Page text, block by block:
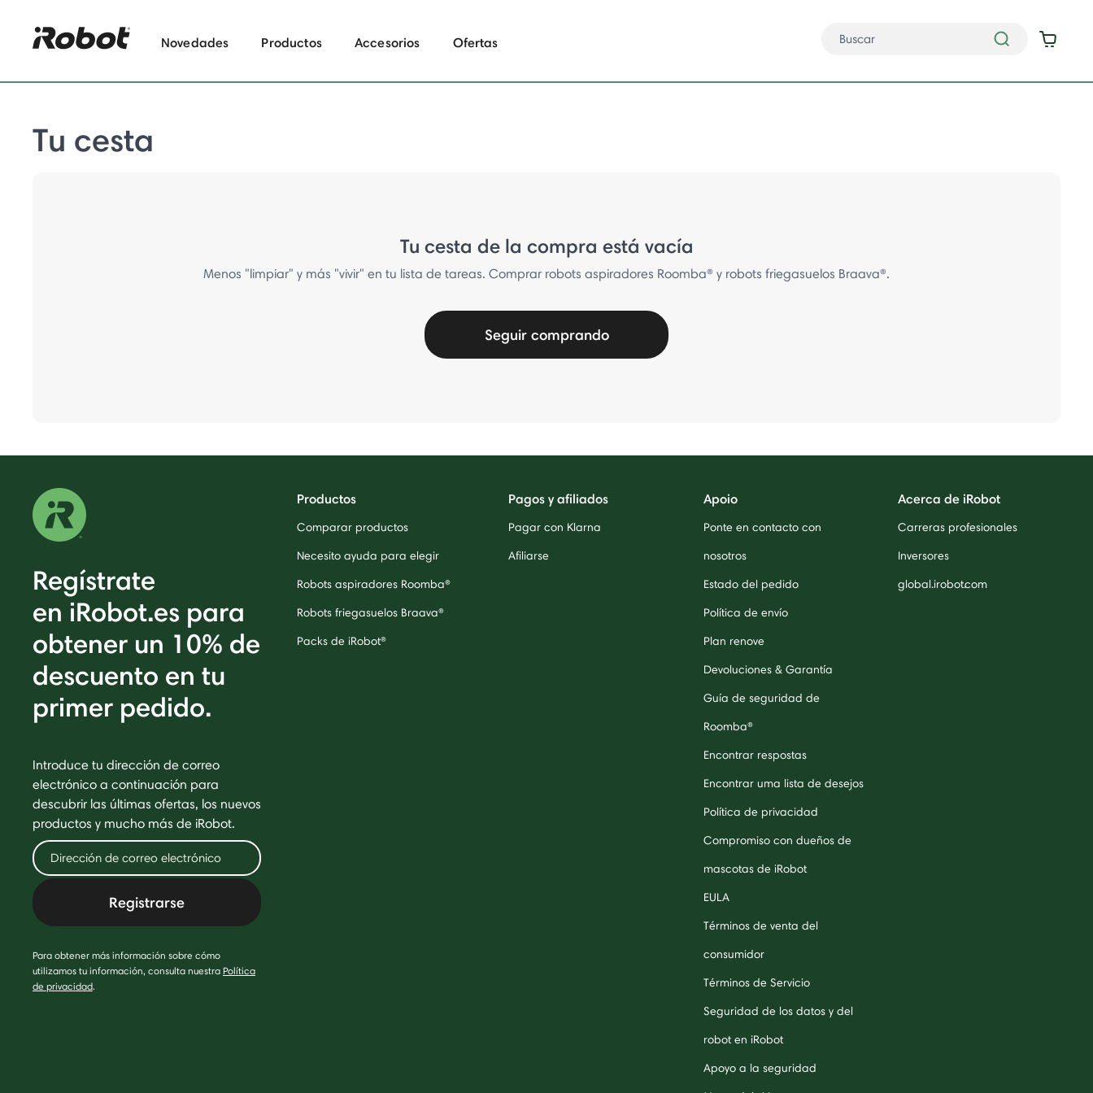
Novedades Productos Accesorios Ofertas
Tu cesta
Tu cesta de la compra está vacía
Menos "limpiar" y más "vivir" en tu lista de tareas. Comprar robots aspiradores Roomba® y robots friegasuelos Braava®.
Seguir comprando
Regístrate
en iRobot.es para
obtener un 10% de
descuento en tu
primer pedido.
Introduce tu dirección de correo
electrónico a continuación para
descubrir las últimas ofertas, los nuevos
productos y mucho más de iRobot.
Registrarse
Para obtener más información sobre cómo
utilizamos tu información, consulta nuestra Política
de privacidad.
Productos
Comparar productos
Necesito ayuda para elegir
Robots aspiradores Roomba®
Robots friegasuelos Braava®
Packs de iRobot®
Pagos y afiliados
Pagar con Klarna
Afiliarse
Apoio
Ponte en contacto con
nosotros
Estado del pedido
Política de envío
Plan renove
Devoluciones & Garantía
Guía de seguridad de
Roomba®
Encontrar respostas
Encontrar uma lista de desejos
Política de privacidad
Compromiso con dueños de
mascotas de iRobot
EULA
Términos de venta del
consumidor
Términos de Servicio
Seguridad de los datos y del
robot en iRobot
Apoyo a la seguridad
Acerca de iRobot
Carreras profesionales
Inversores
global.irobot.com